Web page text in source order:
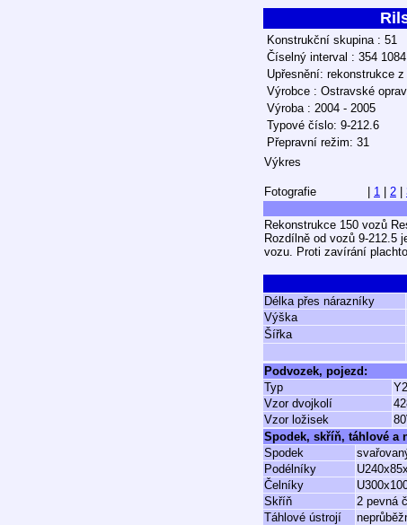
Konstrukční skupina : 51
Číselný interval : 354
Upřesnění: rekonstrukce
Výrobce : Ostravské
Výroba : 2004 - 2005
Typové číslo: 9-212.6
Přepravní režim: 31
Výkres
Fotografie
1 2
Rekonstrukce 150 vozů
Rozdílně od vozů 9-212.5
vozu. Proti zavírání
Délka přes nárazníky
Výška
Šířka
Podvozek, pojezd:
Typ
Vzor dvojkolí
Vzor ložisek
Spodek, skříň, táhlové a
Spodek
Podélníky
Čelníky
Skříň
2 pevná
Táhlové ústrojí